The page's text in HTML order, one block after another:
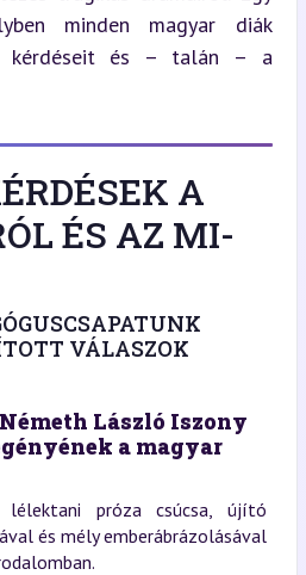
minden magyar diák
kérdéseit és – talán – a
A
ÉS AZ MI-
VÁLASZOK
László Iszony
a magyar
próza csúcsa, újító
és mély emberábrázolásával